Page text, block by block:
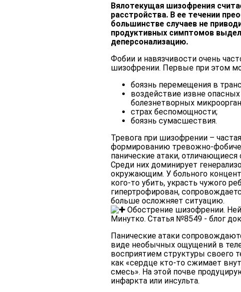
Вялотекущая шизофрения
расстройства. В ее течении
большинстве случаев не
продуктивных симптомов
деперсонализацию.
Фобии и навязчивости очень
шизофрении. Первые при этом
боязнь перемещения в
воздействие извне
болезнетворных
страх беспомощности;
боязнь сумасшествия.
Тревога при шизофрении –
формированию тревожно-
панические атаки,
Среди них доминирует
окружающим. У больного
кого-то убить, украсть чужого
гипертрофирован,
больше осложняет ситуацию.
Панические атаки
виде необычных ощущений в
восприятием структуры своего
как «сердце кто-то сжимает
смесь». На этой почве
инфаркта или инсульта.